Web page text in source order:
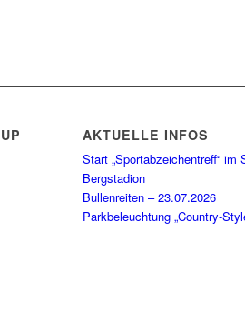
AKTUELLE INFOS
Start „Sportabzeichentreff“ im
Bergstadion
Bullenreiten – 23.07.2026
Parkbeleuchtung „Country-